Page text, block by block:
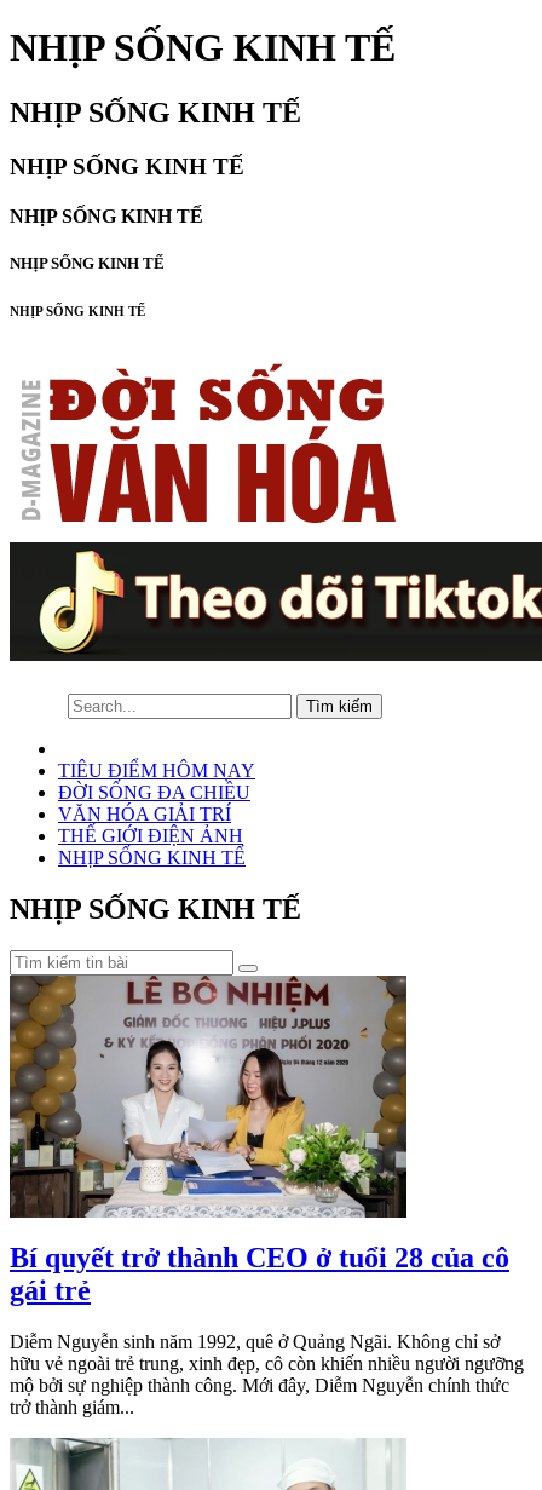
NHỊP SỐNG KINH TẾ
NHỊP SỐNG KINH TẾ
NHỊP SỐNG KINH TẾ
NHỊP SỐNG KINH TẾ
NHỊP SỐNG KINH TẾ
NHỊP SỐNG KINH TẾ
TIÊU ĐIỂM HÔM NAY
ĐỜI SỐNG ĐA CHIỀU
VĂN HÓA GIẢI TRÍ
THẾ GIỚI ĐIỆN ẢNH
NHỊP SỐNG KINH TẾ
NHỊP SỐNG KINH TẾ
Bí quyết trở thành CEO ở tuổi 28 của cô
gái trẻ
Diễm Nguyễn sinh năm 1992, quê ở Quảng Ngãi. Không chỉ sở
hữu vẻ ngoài trẻ trung, xinh đẹp, cô còn khiến nhiều người ngưỡng
mộ bởi sự nghiệp thành công. Mới đây, Diễm Nguyễn chính thức
trở thành giám...